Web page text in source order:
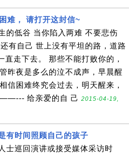
难， 请打开这封信~
的低谷 当你陷入两难 不要悲伤
有自己 世上没有平坦的路，道路
直走下去。 那些不能打败你的，
昨夜是多么的泣不成声，早晨醒
信困难终究会过去，明天醒来，
给亲爱的自 己 2015-04-19,
有时间照顾自己的孩子
士巡回演讲或接受媒体采访时